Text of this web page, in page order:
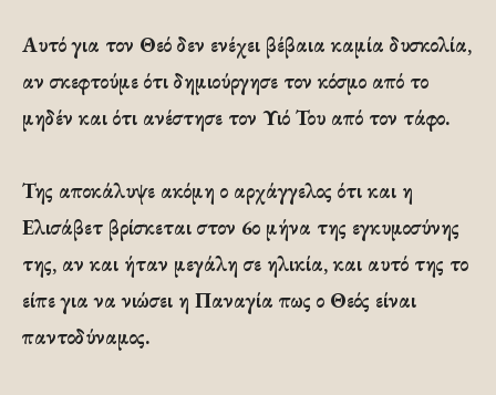
Αυτό για τον Θεό δεν ενέχει βέβαια καμία δυσκολία,
αν σκεφτούμε ότι δημιούργησε τον κόσμο από το
μηδέν και ότι ανέστησε τον Υιό Του από τον τάφο.
Της αποκάλυψε ακόμη ο αρχάγγελος ότι και η
Ελισάβετ βρίσκεται στον 6ο μήνα της εγκυμοσύνης
της, αν και ήταν μεγάλη σε ηλικία, και αυτό της το
είπε για να νιώσει η Παναγία πως ο Θεός είναι
παντοδύναμος.